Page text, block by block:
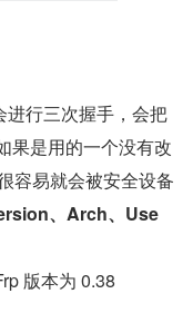
进行三次握手，会把
果是用的一个没有改
容易就会被安全设备
、Arch、Use
版本为 0.38